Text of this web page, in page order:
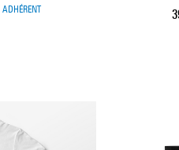
ADHÉRENT